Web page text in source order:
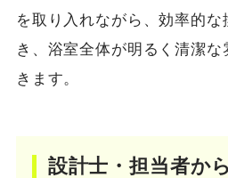
を取り入れながら、効率的
き、浴室全体が明るく清潔
きます。
設計士・担当者から